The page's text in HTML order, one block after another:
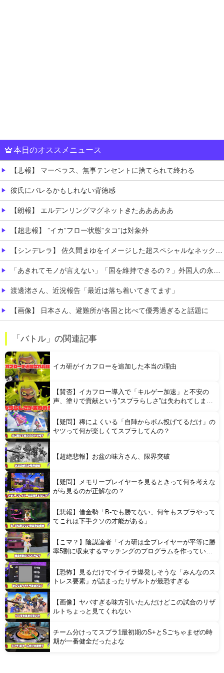
本日のオススメニュース
【悲報】 マーベラス、無事テンセントに捨てられて終わる
彼氏にバレるかもしれない背徳感
【朗報】 エルデンリングマグネットきたあああああ
【超悲報】 ”イカ”フロー状態”タコ”は対象外
【シンデレラ】 佐久間まゆをイメージした超スペシャルなネックレスが登場する件について
「あきれてモノが言えない」「国を維持できるの？」外国人の永住許可要件の厳格化で在日中国人の本音は？
渡邊渚さん、近況報告「最近は落ち着いてきてます」
【画像】 日本さん、避難所が各国と比べて優秀過ぎると話題に
【悲報】 コンビニのおにぎり、誰も食べなくなる…
Powered by livedoor 相互RSS
「バトル」の関連記事
イカ研がイカフローを追加した本当の理由
【賛否】イカフロー導入で「キルゲー加速」と不安の
声、塗りで貢献という”スプラらしさ”は失われてしまう
【疑問】稀によくいる「自陣からボム投げてるだけ」の
ヤツって何が楽しくてスプラしてんの？
【超絶悲報】お盆の味方さん、限界突破
【疑問】メモリープレイヤーを見るときって何を考えな
がら見るのが正解なの？
【悲報】借金勢「B-でも勝てない、何年もスプラやって
てこれは下手クソの才能がある」
【こマ？】陰謀論者「イカ研は全プレイヤーが平等に勝
率5割に収束するマッチングのプログラムを作ってい
【恐怖】見るだけでイライラ爆発しそうな「みんなのス
トレス要素」が詰まったリザルトが最恐すぎる
【画像】ヤバすぎる味方引いたんだけどこの試合のリザ
ルトちょっと見てくれない
チーム分けってスプラ1最初期のS+とSごちゃまぜの時
期が一番健全だったよな